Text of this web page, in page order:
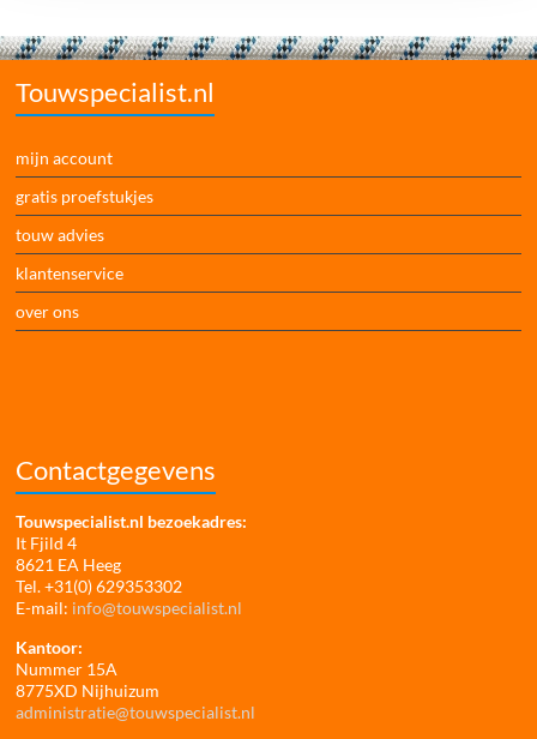
Touwspecialist.nl
mijn account
gratis proefstukjes
touw advies
klantenservice
over ons
Contactgegevens
Touwspecialist.nl bezoekadres:
It Fjild 4
8621 EA Heeg
Tel. +31(0) 629353302
E-mail: info@touwspecialist.nl
Kantoor:
Nummer 15A
8775XD Nijhuizum
administratie@touwspecialist.nl